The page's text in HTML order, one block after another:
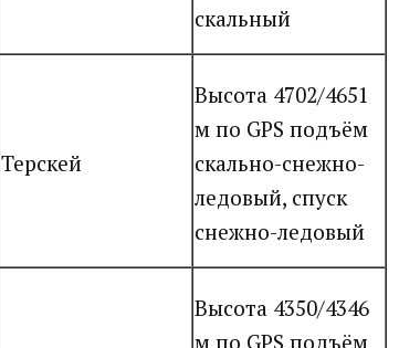
скальный
Терскей
Высота 4702/4651
м по GPS подъём
скально-снежно-
ледовый, спуск
снежно-ледовый
Высота 4350/4346
м по GPS подъём